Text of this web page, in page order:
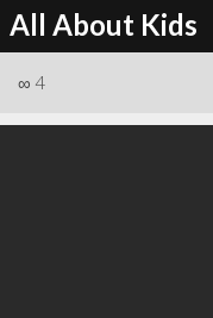
All About Kids
∞ 4